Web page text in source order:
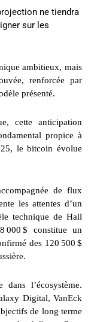
ne tiendra
sur les
ambitieux, mais
renforcée par
présenté.
cette anticipation
propice à
le bitcoin évolue
de flux
les attentes d’un
technique de Hall
000 $ constitue un
des 120 500 $
l’écosystème.
Digital, VanEck
de long terme